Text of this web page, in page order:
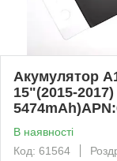
Акумулятор
15"(2015-
В наявності
Код: 61564